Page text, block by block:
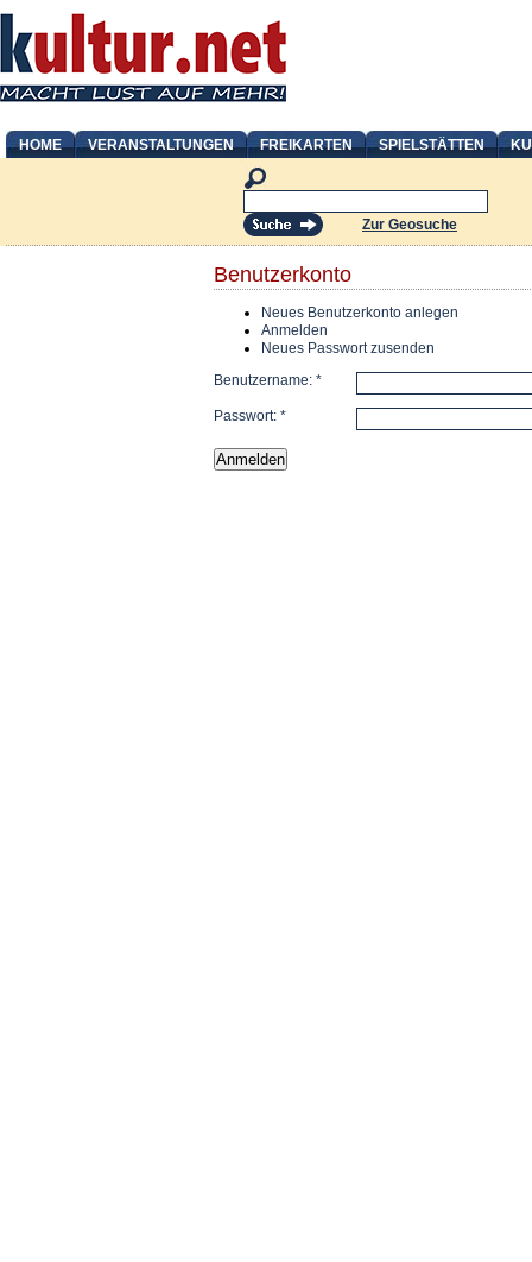
HOME VERANSTALTUNGEN FREIKARTEN SPIELSTÄTTEN
Zur Geosuche
Benutzerkonto
Neues Benutzerkonto anlegen
Anmelden
Neues Passwort zusenden
Benutzername: *
Passwort: *